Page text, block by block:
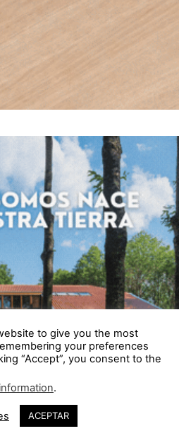
to give you the most
your preferences
“Accept”, you consent to the
.
ACEPTAR